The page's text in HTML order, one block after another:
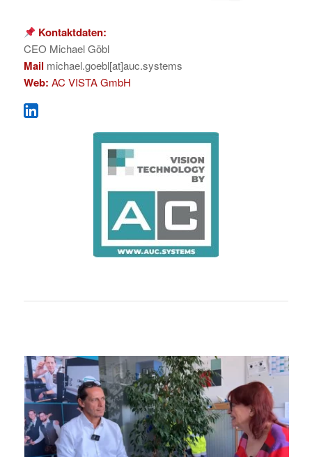
Kontaktdaten:
CEO Michael Göbl
Mail michael.goebl[at]auc.systems
Web: AC VISTA GmbH